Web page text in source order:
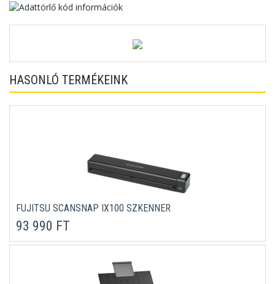
HASONLÓ TERMÉKEINK
FUJITSU SCANSNAP IX100 SZKENNER
93 990 FT